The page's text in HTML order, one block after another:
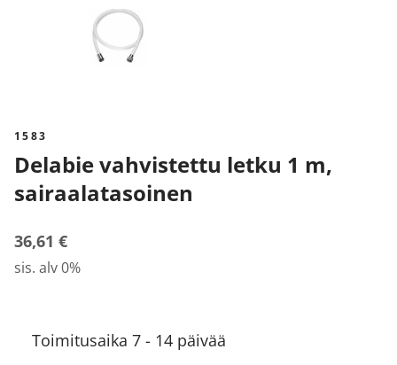
1583
Delabie vahvistettu letku 1 m,
sairaalatasoinen
36,61 €
sis. alv 0%
Toimitusaika 7 - 14 päivää